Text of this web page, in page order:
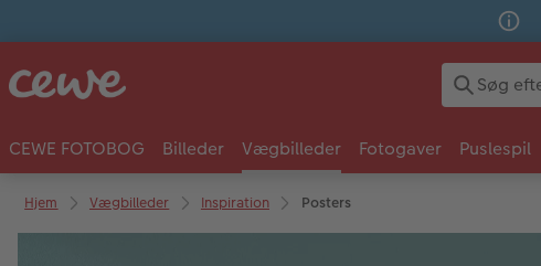
CEWE FOTOBOG Billeder Vægbilleder Fotogaver Puslespil
Hjem Vægbilleder Inspiration Posters